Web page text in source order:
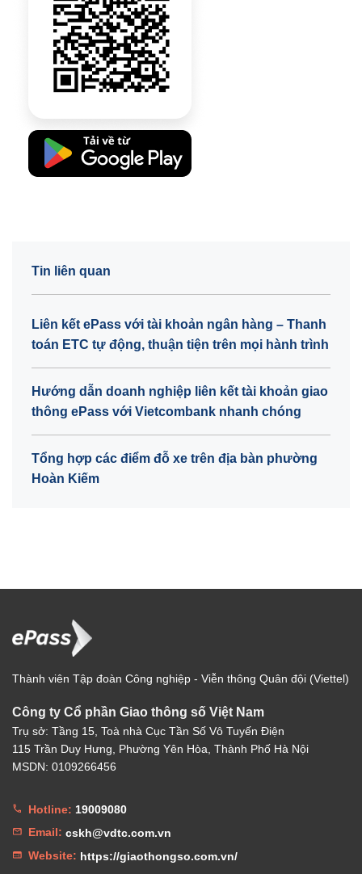
Tin liên quan
Liên kết ePass với tài khoản ngân hàng – Thanh
toán ETC tự động, thuận tiện trên mọi hành trình
Hướng dẫn doanh nghiệp liên kết tài khoản giao
thông ePass với Vietcombank nhanh chóng
Tổng hợp các điểm đỗ xe trên địa bàn phường
Hoàn Kiếm
Thành viên Tập đoàn Công nghiệp - Viễn thông Quân đội (Viettel)
Công ty Cổ phần Giao thông số Việt Nam
Trụ sở: Tầng 15, Toà nhà Cục Tần Số Vô Tuyến Điện
115 Trần Duy Hưng, Phường Yên Hòa, Thành Phố Hà Nội
MSDN: 0109266456
Hotline: 19009080
Email: cskh@vdtc.com.vn
Website: https://giaothongso.com.vn/